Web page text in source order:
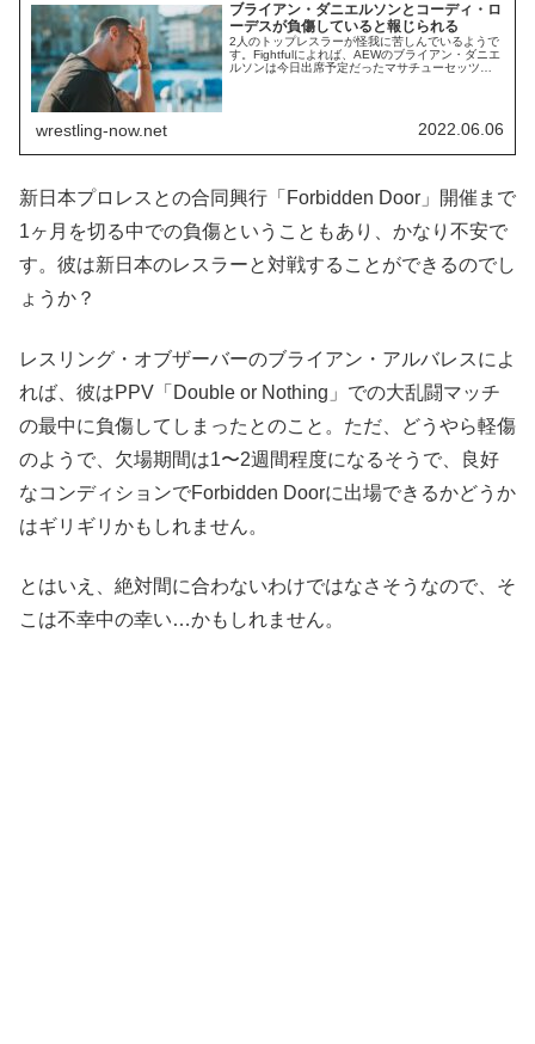
ブライアン・ダニエルソンとコーディ・ロ
ーデスが負傷していると報じられる
2人のトップレスラーが怪我に苦しんでいるようで
す。Fightfulによれば、AEWのブライアン・ダニエ
ルソンは今日出席予定だったマサチューセッツ州
ら参加できなかった」と説明したそうです。彼は
wrestling-now.net 2022.06.06
新日本プロレスとの合同興行「Forbidden Door」開催まで
1ヶ月を切る中での負傷ということもあり、かなり不安で
す。彼は新日本のレスラーと対戦することができるのでし
ょうか？
レスリング・オブザーバーのブライアン・アルバレスによ
れば、彼はPPV「Double or Nothing」での大乱闘マッチ
の最中に負傷してしまったとのこと。ただ、どうやら軽傷
のようで、欠場期間は1〜2週間程度になるそうで、良好
なコンディションでForbidden Doorに出場できるかどうか
はギリギリかもしれません。
とはいえ、絶対間に合わないわけではなさそうなので、そ
こは不幸中の幸い…かもしれません。